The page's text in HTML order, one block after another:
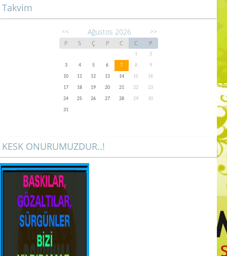
Takvim
<< Ağustos 2026 >>
P S Ç P C C P
1
2
3
4 5 6 7 8
9
10
11 12 13 14 15
16
17
18 19 20 21 22
23
24
25 26 27 28 29
30
31
KESK ONURUMUZDUR..!